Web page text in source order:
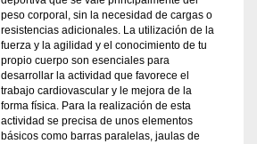
peso corporal, sin la necesidad de cargas o
resistencias adicionales. La utilización de la
fuerza y la agilidad y el conocimiento de tu
propio cuerpo son esenciales para
desarrollar la actividad que favorece el
trabajo cardiovascular y le mejora de la
forma física. Para la realización de esta
actividad se precisa de unos elementos
básicos como barras paralelas, jaulas de